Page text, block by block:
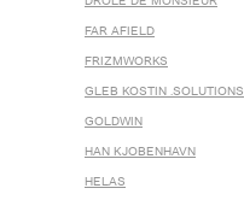
FAR AFIELD
FRIZMWORKS
GLEB KOSTIN .SOLUTIONS
GOLDWIN
HAN KJOBENHAVN
HELAS